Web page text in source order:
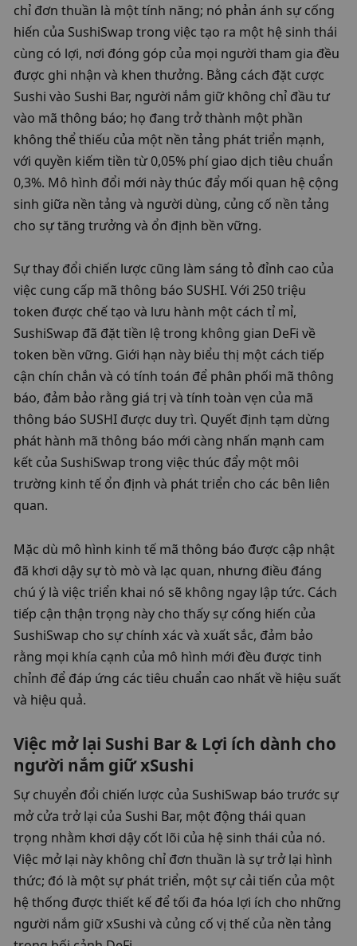
chỉ đơn thuần là một tính năng; nó phản ánh sự cống
hiến của SushiSwap trong việc tạo ra một hệ sinh thái
cùng có lợi, nơi đóng góp của mọi người tham gia đều
được ghi nhận và khen thưởng. Bằng cách đặt cược
Sushi vào Sushi Bar, người nắm giữ không chỉ đầu tư
vào mã thông báo; họ đang trở thành một phần
không thể thiếu của một nền tảng phát triển mạnh,
với quyền kiếm tiền từ 0,05% phí giao dịch tiêu chuẩn
0,3%. Mô hình đổi mới này thúc đẩy mối quan hệ cộng
sinh giữa nền tảng và người dùng, củng cố nền tảng
cho sự tăng trưởng và ổn định bền vững.
Sự thay đổi chiến lược cũng làm sáng tỏ đỉnh cao của
việc cung cấp mã thông báo SUSHI. Với 250 triệu
token được chế tạo và lưu hành một cách tỉ mỉ,
SushiSwap đã đặt tiền lệ trong không gian DeFi về
token bền vững. Giới hạn này biểu thị một cách tiếp
cận chín chắn và có tính toán để phân phối mã thông
báo, đảm bảo rằng giá trị và tính toàn vẹn của mã
thông báo SUSHI được duy trì. Quyết định tạm dừng
phát hành mã thông báo mới càng nhấn mạnh cam
kết của SushiSwap trong việc thúc đẩy một môi
trường kinh tế ổn định và phát triển cho các bên liên
quan.
Mặc dù mô hình kinh tế mã thông báo được cập nhật
đã khơi dậy sự tò mò và lạc quan, nhưng điều đáng
chú ý là việc triển khai nó sẽ không ngay lập tức. Cách
tiếp cận thận trọng này cho thấy sự cống hiến của
SushiSwap cho sự chính xác và xuất sắc, đảm bảo
rằng mọi khía cạnh của mô hình mới đều được tinh
chỉnh để đáp ứng các tiêu chuẩn cao nhất về hiệu suất
và hiệu quả.
Việc mở lại Sushi Bar & Lợi ích dành cho
người nắm giữ xSushi
Sự chuyển đổi chiến lược của SushiSwap báo trước sự
mở cửa trở lại của Sushi Bar, một động thái quan
trọng nhằm khơi dậy cốt lõi của hệ sinh thái của nó.
Việc mở lại này không chỉ đơn thuần là sự trở lại hình
thức; đó là một sự phát triển, một sự cải tiến của một
hệ thống được thiết kế để tối đa hóa lợi ích cho những
người nắm giữ xSushi và củng cố vị thế của nền tảng